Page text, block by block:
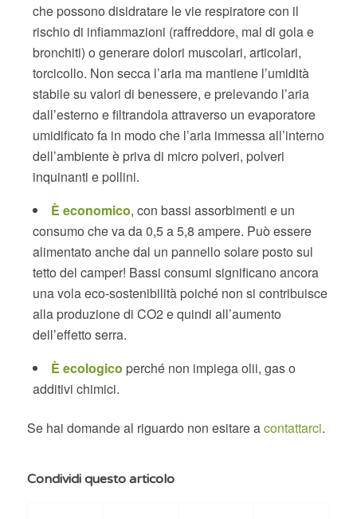
che possono disidratare le vie respiratore con il
rischio di infiammazioni (raffreddore, mal di gola e
bronchiti) o generare dolori muscolari, articolari,
torcicollo. Non secca l’aria ma mantiene l’umidità
stabile su valori di benessere, e prelevando l’aria
dall’esterno e filtrandola attraverso un evaporatore
umidificato fa in modo che l’aria immessa all’interno
dell’ambiente è priva di micro polveri, polveri
inquinanti e pollini.
È economico, con bassi assorbimenti e un
consumo che va da 0,5 a 5,8 ampere. Può essere
alimentato anche dal un pannello solare posto sul
tetto del camper! Bassi consumi significano ancora
una vola eco-sostenibilità poiché non si contribuisce
alla produzione di CO2 e quindi all’aumento
dell’effetto serra.
È ecologico perché non impiega olii, gas o
additivi chimici.
Se hai domande al riguardo non esitare acontattarci.
Condividi questo articolo